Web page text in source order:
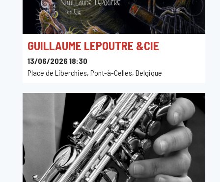
GUILLAUME LEPOUTRE &CIE
13/06/2026 18:30
Place de Liberchies, Pont-à-Celles, Belgique